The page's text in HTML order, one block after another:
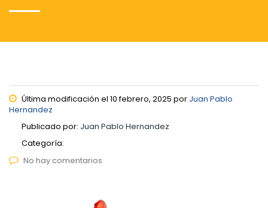
Última modificación el 10 febrero, 2025 por Juan Pablo
Hernandez
Publicado por: Juan Pablo Hernandez
Categoría:
No hay comentarios